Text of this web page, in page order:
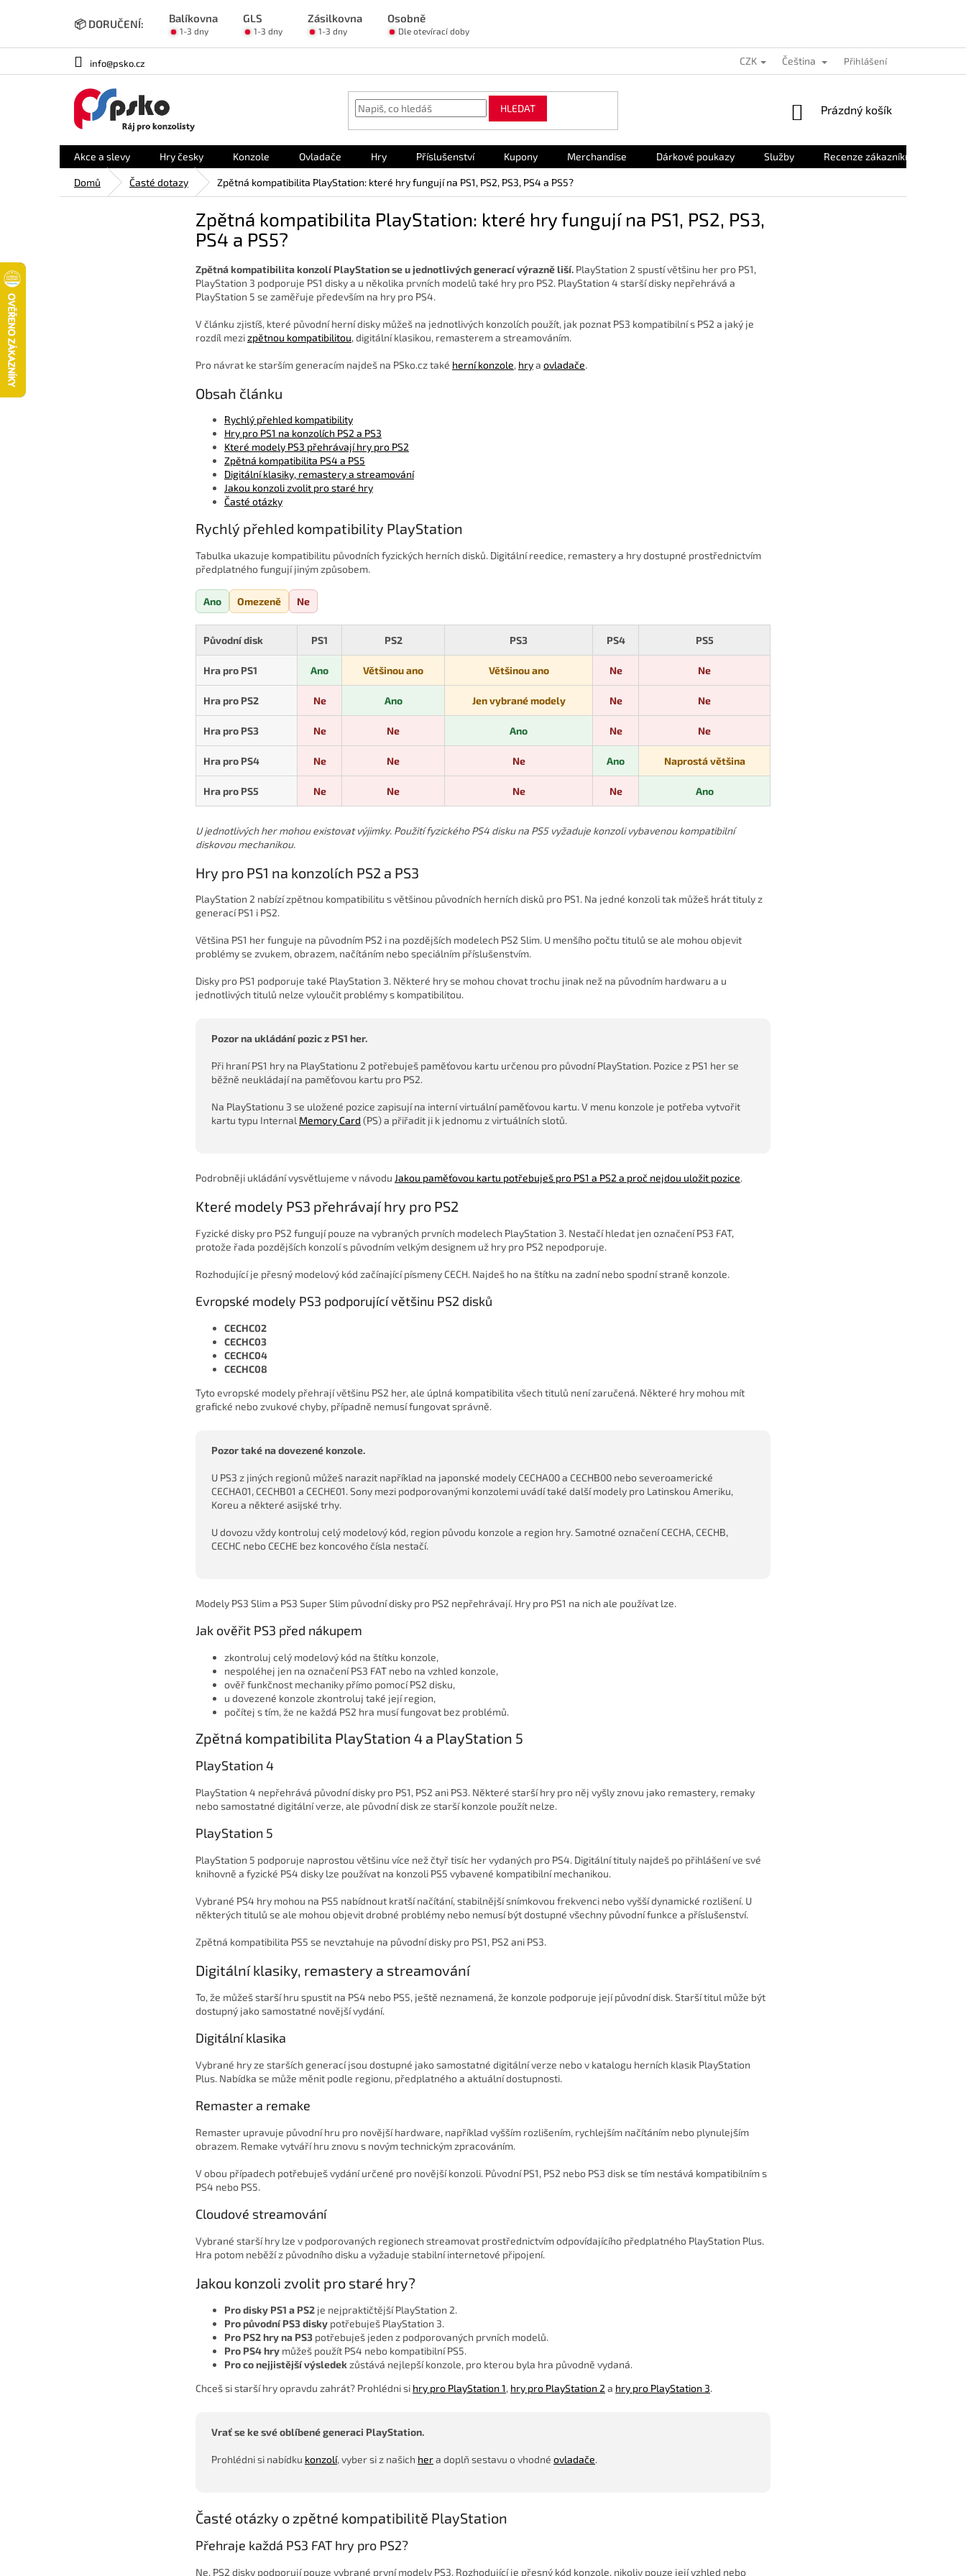
📦 DORUČENÍ: Balíkovna GLS Zásilkovna Osobně
1-3 dny 1-3 dny 1-3 dny Dle otevírací doby
info@psko.cz CZK Čeština Přihlášení
HLEDAT
NÁKUPNÍ
Prázdný košík
Akce a slevy Hry česky Konzole Ovladače Hry Příslušenství Kupony Merchandise Dárkové poukazy Služby Recenze zákazníků
Domů Časté dotazy Zpětná kompatibilita PlayStation: které hry fungují na PS1, PS2, PS3, PS4 a PS5?
Zpětná kompatibilita PlayStation: které hry fungují na PS1, PS2, PS3,
PS4 a PS5?
Zpětná kompatibilita konzolí PlayStation se u jednotlivých generací výrazně liší. PlayStation 2 spustí většinu her pro PS1,
PlayStation 3 podporuje PS1 disky a u několika prvních modelů také hry pro PS2. PlayStation 4 starší disky nepřehrává a
PlayStation 5 se zaměřuje především na hry pro PS4.
V článku zjistíš, které původní herní disky můžeš na jednotlivých konzolích použít, jak poznat PS3 kompatibilní s PS2 a jaký je
rozdíl mezizpětnou kompatibilitou, digitální klasikou, remasterem a streamováním.
Pro návrat ke starším generacím najdeš na PSko.cz také herní konzole, hrya ovladače.
Obsah článku
Rychlý přehled kompatibility
Hry pro PS1 na konzolích PS2 a PS3
Které modely PS3 přehrávají hry pro PS2
Zpětná kompatibilita PS4 a PS5
Digitální klasiky, remastery a streamování
Jakou konzoli zvolit pro staré hry
Časté otázky
Rychlý přehled kompatibility PlayStation
Tabulka ukazuje kompatibilitu původních fyzických herních disků. Digitální reedice, remastery a hry dostupné prostřednictvím
předplatného fungují jiným způsobem.
Ano Omezeně Ne
Původní disk PS1 PS2 PS3 PS4 PS5
Hra pro PS1 Ano Většinou ano Většinou ano Ne Ne
Hra pro PS2 Ne Ano Jen vybrané modely Ne Ne
Hra pro PS3 Ne Ne Ano Ne Ne
Hra pro PS4 Ne Ne Ne Ano Naprostá většina
Hra pro PS5 Ne Ne Ne Ne Ano
U jednotlivých her mohou existovat výjimky. Použití fyzického PS4 disku na PS5 vyžaduje konzoli vybavenou kompatibilní
diskovou mechanikou.
Hry pro PS1 na konzolích PS2 a PS3
PlayStation 2 nabízí zpětnou kompatibilitu s většinou původních herních disků pro PS1. Na jedné konzoli tak můžeš hrát tituly z
generací PS1 i PS2.
Většina PS1 her funguje na původním PS2 i na pozdějších modelech PS2 Slim. U menšího počtu titulů se ale mohou objevit
problémy se zvukem, obrazem, načítáním nebo speciálním příslušenstvím.
Disky pro PS1 podporuje také PlayStation 3. Některé hry se mohou chovat trochu jinak než na původním hardwaru a u
jednotlivých titulů nelze vyloučit problémy s kompatibilitou.
Pozor na ukládání pozic z PS1 her.
Při hraní PS1 hry na PlayStationu 2 potřebuješ paměťovou kartu určenou pro původní PlayStation. Pozice z PS1 her se
běžně neukládají na paměťovou kartu pro PS2.
Na PlayStationu 3 se uložené pozice zapisují na interní virtuální paměťovou kartu. V menu konzole je potřeba vytvořit
kartu typu Internal Memory Card (PS) a přiřadit ji k jednomu z virtuálních slotů.
Podrobněji ukládání vysvětlujeme v návodu Jakou paměťovou kartu potřebuješ pro PS1 a PS2 a proč nejdou uložit pozice.
Které modely PS3 přehrávají hry pro PS2
Fyzické disky pro PS2 fungují pouze na vybraných prvních modelech PlayStation 3. Nestačí hledat jen označení PS3 FAT,
protože řada pozdějších konzolí s původním velkým designem už hry pro PS2 nepodporuje.
Rozhodující je přesný modelový kód začínající písmeny CECH. Najdeš ho na štítku na zadní nebo spodní straně konzole.
Evropské modely PS3 podporující většinu PS2 disků
CECHC02
CECHC03
CECHC04
CECHC08
Tyto evropské modely přehrají většinu PS2 her, ale úplná kompatibilita všech titulů není zaručená. Některé hry mohou mít
grafické nebo zvukové chyby, případně nemusí fungovat správně.
Pozor také na dovezené konzole.
U PS3 z jiných regionů můžeš narazit například na japonské modely CECHA00 a CECHB00 nebo severoamerické
CECHA01, CECHB01 a CECHE01. Sony mezi podporovanými konzolemi uvádí také další modely pro Latinskou Ameriku,
Koreu a některé asijské trhy.
U dovozu vždy kontroluj celý modelový kód, region původu konzole a region hry. Samotné označení CECHA, CECHB,
CECHC nebo CECHE bez koncového čísla nestačí.
Modely PS3 Slim a PS3 Super Slim původní disky pro PS2 nepřehrávají. Hry pro PS1 na nich ale používat lze.
Jak ověřit PS3 před nákupem
zkontroluj celý modelový kód na štítku konzole,
nespoléhej jen na označení PS3 FAT nebo na vzhled konzole,
ověř funkčnost mechaniky přímo pomocí PS2 disku,
u dovezené konzole zkontroluj také její region,
počítej s tím, že ne každá PS2 hra musí fungovat bez problémů.
Zpětná kompatibilita PlayStation 4 a PlayStation 5
PlayStation 4
PlayStation 4 nepřehrává původní disky pro PS1, PS2 ani PS3. Některé starší hry pro něj vyšly znovu jako remastery, remaky
nebo samostatné digitální verze, ale původní disk ze starší konzole použít nelze.
PlayStation 5
PlayStation 5 podporuje naprostou většinu více než čtyř tisíc her vydaných pro PS4. Digitální tituly najdeš po přihlášení ve své
knihovně a fyzické PS4 disky lze používat na konzoli PS5 vybavené kompatibilní mechanikou.
Vybrané PS4 hry mohou na PS5 nabídnout kratší načítání, stabilnější snímkovou frekvenci nebo vyšší dynamické rozlišení. U
některých titulů se ale mohou objevit drobné problémy nebo nemusí být dostupné všechny původní funkce a příslušenství.
Zpětná kompatibilita PS5 se nevztahuje na původní disky pro PS1, PS2 ani PS3.
Digitální klasiky, remastery a streamování
To, že můžeš starší hru spustit na PS4 nebo PS5, ještě neznamená, že konzole podporuje její původní disk. Starší titul může být
dostupný jako samostatné novější vydání.
Digitální klasika
Vybrané hry ze starších generací jsou dostupné jako samostatné digitální verze nebo v katalogu herních klasik PlayStation
Plus. Nabídka se může měnit podle regionu, předplatného a aktuální dostupnosti.
Remaster a remake
Remaster upravuje původní hru pro novější hardware, například vyšším rozlišením, rychlejším načítáním nebo plynulejším
obrazem. Remake vytváří hru znovu s novým technickým zpracováním.
V obou případech potřebuješ vydání určené pro novější konzoli. Původní PS1, PS2 nebo PS3 disk se tím nestává kompatibilním s
PS4 nebo PS5.
Cloudové streamování
Vybrané starší hry lze v podporovaných regionech streamovat prostřednictvím odpovídajícího předplatného PlayStation Plus.
Hra potom neběží z původního disku a vyžaduje stabilní internetové připojení.
Jakou konzoli zvolit pro staré hry?
Pro disky PS1 a PS2 je nejpraktičtější PlayStation 2.
Pro původní PS3 disky potřebuješ PlayStation 3.
Pro PS2 hry na PS3 potřebuješ jeden z podporovaných prvních modelů.
Pro PS4 hry můžeš použít PS4 nebo kompatibilní PS5.
Pro co nejjistější výsledekzůstává nejlepší konzole, pro kterou byla hra původně vydaná.
Chceš si starší hry opravdu zahrát? Prohlédni si hry pro PlayStation 1, hry pro PlayStation 2 a hry pro PlayStation 3.
Vrať se ke své oblíbené generaci PlayStation.
Prohlédni si nabídku konzolí, vyber si z našich hera doplň sestavu o vhodné ovladače.
Časté otázky o zpětné kompatibilitě PlayStation
Přehraje každá PS3 FAT hry pro PS2?
Ne. PS2 disky podporují pouze vybrané první modely PS3. Rozhodující je přesný kód konzole, nikoliv pouze její vzhled nebo